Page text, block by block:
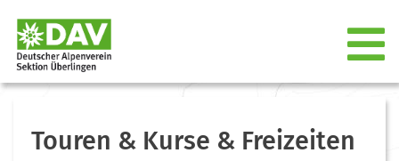
Touren & Kurse & Freizeiten